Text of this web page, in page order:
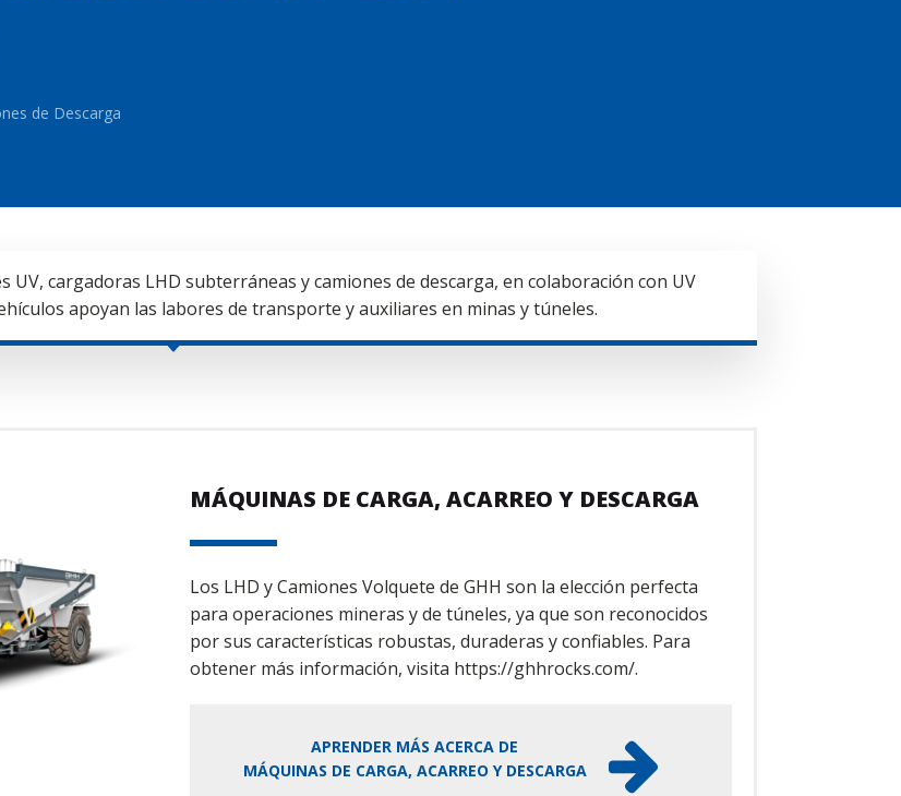
de Descarga
cargadoras LHD subterráneas y camiones de descarga, en colaboración con UV
apoyan las labores de transporte y auxiliares en minas y túneles.
MÁQUINAS DE CARGA, ACARREO Y DESCARGA
Los LHD y Camiones Volquete de GHH son la elección perfecta
para operaciones mineras y de túneles, ya que son reconocidos
por sus características robustas, duraderas y confiables. Para
obtener más información, visita https://ghhrocks.com/.
APRENDER MÁS ACERCA DE
MÁQUINAS DE CARGA, ACARREO Y DESCARGA